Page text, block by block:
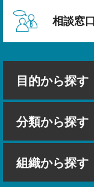
相談窓口
目的から探す
分類から探す
組織から探す